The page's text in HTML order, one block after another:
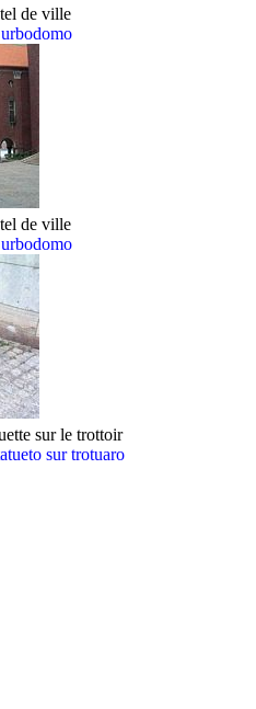
de ville
de ville
sur le trottoir
sur trotuaro